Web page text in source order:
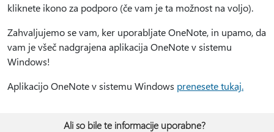
kliknete ikono za podporo (če vam je ta možnost na voljo).
Zahvaljujemo se vam, ker uporabljate OneNote, in upamo, da
vam je všeč nadgrajena aplikacija OneNote v sistemu
Windows!
Aplikacijo OneNote v sistemu Windows prenesete tukaj.
Ali so bile te informacije uporabne?